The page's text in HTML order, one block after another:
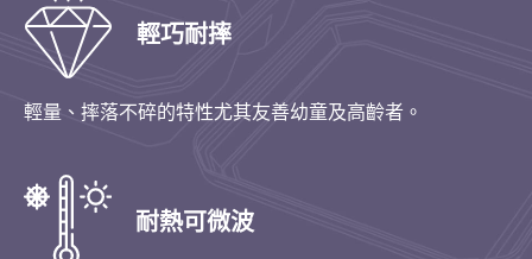
輕巧耐摔
輕量、摔落不碎的特性尤其友善幼童及高齡者。
耐熱可微波